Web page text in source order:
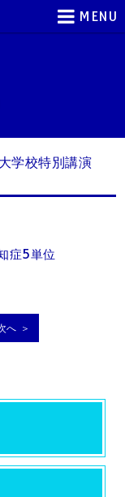
MENU
学校特別講演
症5単位
へ ＞